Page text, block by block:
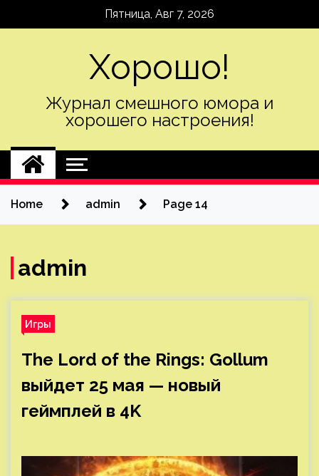
Пятница, Авг 7, 2026
Хорошо!
Журнал смешного юмора и
хорошего настроения!
Home admin Page 14
admin
Игры
The Lord of the Rings: Gollum
выйдет 25 мая — новый
геймплей в 4K